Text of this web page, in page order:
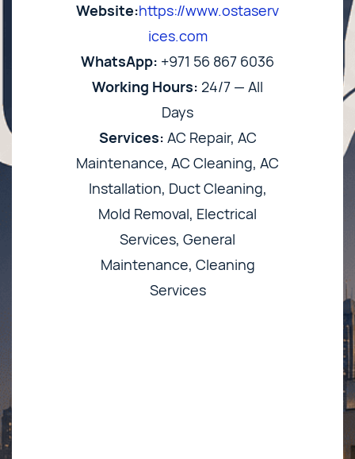
Website:https://www.ostaserv
ices.com
WhatsApp: +971 56 867 6036
Working Hours: 24/7 — All
Days
Services: AC Repair, AC
Maintenance, AC Cleaning, AC
Installation, Duct Cleaning,
Mold Removal, Electrical
Services, General
Maintenance, Cleaning
Services